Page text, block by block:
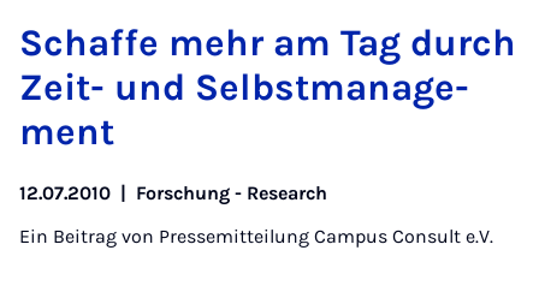
Schaf­fe mehr am Tag durch
Zeit- und Selbst­ma­na­ge­
ment
12.07.2010 | Forschung - Research
Ein Beitrag von Pressemitteilung Campus Consult e.V.